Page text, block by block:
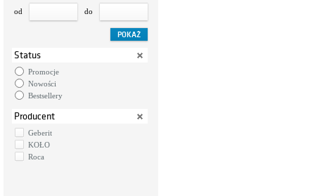
od do
Status
Promocje
Nowości
Bestsellery
Producent
Geberit
KOŁO
Roca